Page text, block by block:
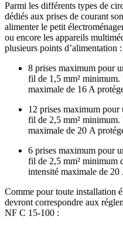
Parmi les différents types de
dédiés aux prises de courant
alimenter le petit
ou encore les appareils
plusieurs points d’alimentation :
8 prises maximum pour
fil de 1,5 mm² minimum.
maximale de 16 A
12 prises maximum pour
fil de 2,5 mm² minimum.
maximale de 20 A
6 prises maximum pour
fil de 2,5 mm² minimum
intensité maximale de
Comme pour toute installation
devront correspondre aux
NF C 15-100 :